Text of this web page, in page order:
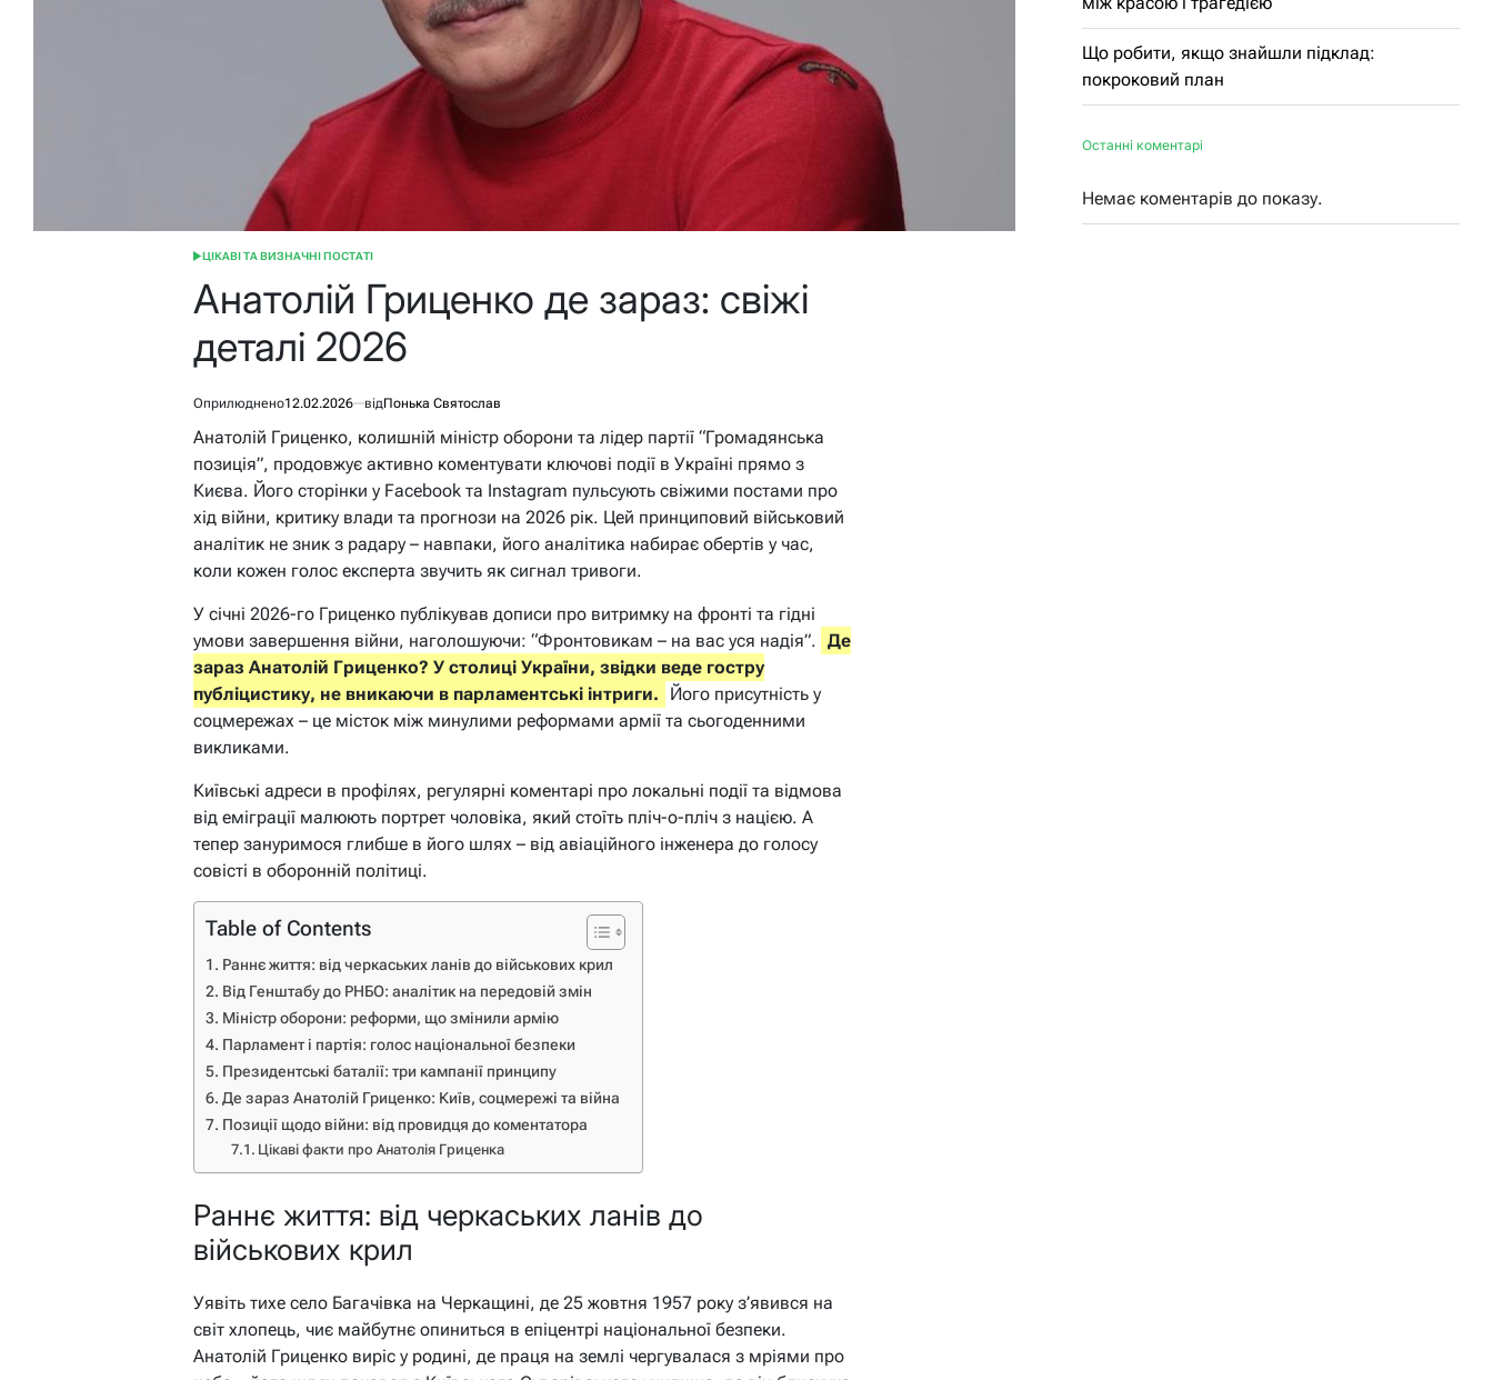
ОПУБЛІКУВАТИ
ЦІКАВІ ТА ВИЗНАЧНІ ПОСТАТІ
Анатолій Гриценко де зараз: свіжі
деталі 2026
Оприлюднено12.02.2026 відПонька Святослав
Анатолій Гриценко, колишній міністр оборони та лідер партії “Громадянська
позиція”, продовжує активно коментувати ключові події в Україні прямо з
Києва. Його сторінки у Facebook та Instagram пульсують свіжими постами про
хід війни, критику влади та прогнози на 2026 рік. Цей принциповий військовий
аналітик не зник з радару – навпаки, його аналітика набирає обертів у час,
коли кожен голос експерта звучить як сигнал тривоги.
У січні 2026-го Гриценко публікував дописи про витримку на фронті та гідні
умови завершення війни, наголошуючи: “Фронтовикам – на вас уся надія”. Де
зараз Анатолій Гриценко? У столиці України, звідки веде гостру
публіцистику, не вникаючи в парламентські інтриги.
Його присутність у
соцмережах – це місток між минулими реформами армії та сьогоденними
викликами.
Київські адреси в профілях, регулярні коментарі про локальні події та відмова
від еміграції малюють портрет чоловіка, який стоїть пліч-о-пліч з нацією. А
тепер зануримося глибше в його шлях – від авіаційного інженера до голосу
совісті в оборонній політиці.
Table of Contents
Раннє життя: від черкаських ланів до військових крил
Від Генштабу до РНБО: аналітик на передовій змін
Міністр оборони: реформи, що змінили армію
Парламент і партія: голос національної безпеки
Президентські баталії: три кампанії принципу
Де зараз Анатолій Гриценко: Київ, соцмережі та війна
Позиції щодо війни: від провидця до коментатора
Цікаві факти про Анатолія Гриценка
Раннє життя: від черкаських ланів до
військових крил
Уявіть тихе село Багачівка на Черкащині, де 25 жовтня 1957 року з’явився на
світ хлопець, чиє майбутнє опиниться в епіцентрі національної безпеки.
Анатолій Гриценко виріс у родині, де праця на землі чергувалася з мріями про
Що робити, якщо знайшли підклад:
покроковий план
Останні коментарі
Немає коментарів до показу.